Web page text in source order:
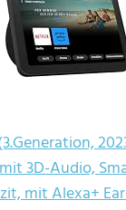
3D-Audio,
mit Alexa+